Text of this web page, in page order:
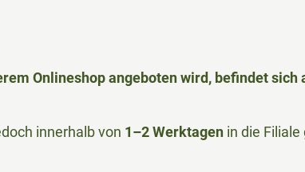
Onlineshop angeboten wird, befindet
innerhalb von 1–2 Werktagenin die Filiale